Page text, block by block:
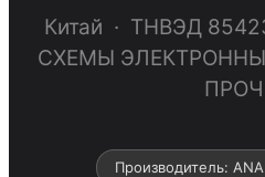
Китай · ТНВЭД
СХЕМЫ
Производитель: